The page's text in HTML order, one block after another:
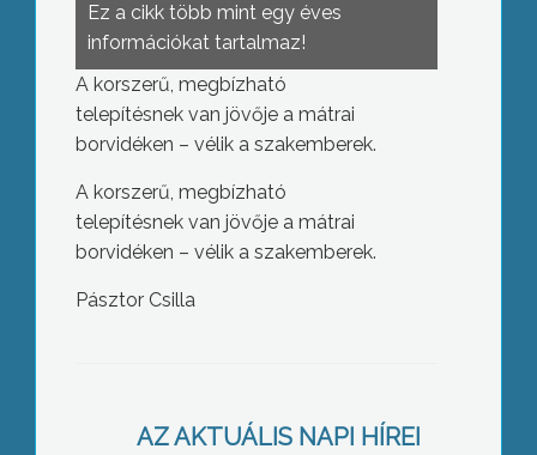
Ez a cikk több mint egy éves
információkat tartalmaz!
A korszerű, megbízható
telepítésnek van jövője a mátrai
borvidéken – vélik a szakemberek.
A korszerű, megbízható
telepítésnek van jövője a mátrai
borvidéken – vélik a szakemberek.
Pásztor Csilla
AZ AKTUÁLIS NAPI HÍREI
József Attila születésnapja a Költészet
Napja